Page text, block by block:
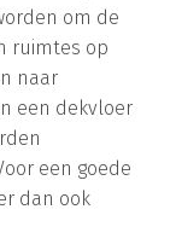
om de
ruimtes op
naar
een dekvloer
een goede
dan ook